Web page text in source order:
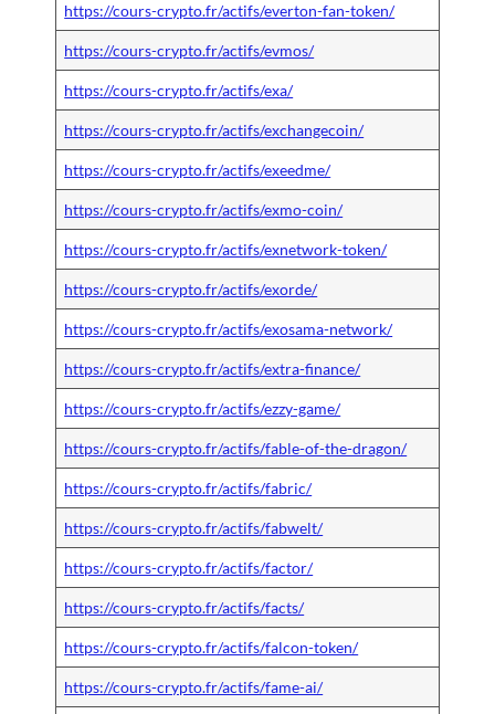
https://cours-crypto.fr/actifs/everton-fan-token/
https://cours-crypto.fr/actifs/evmos/
https://cours-crypto.fr/actifs/exa/
https://cours-crypto.fr/actifs/exchangecoin/
https://cours-crypto.fr/actifs/exeedme/
https://cours-crypto.fr/actifs/exmo-coin/
https://cours-crypto.fr/actifs/exnetwork-token/
https://cours-crypto.fr/actifs/exorde/
https://cours-crypto.fr/actifs/exosama-network/
https://cours-crypto.fr/actifs/extra-finance/
https://cours-crypto.fr/actifs/ezzy-game/
https://cours-crypto.fr/actifs/fable-of-the-dragon/
https://cours-crypto.fr/actifs/fabric/
https://cours-crypto.fr/actifs/fabwelt/
https://cours-crypto.fr/actifs/factor/
https://cours-crypto.fr/actifs/facts/
https://cours-crypto.fr/actifs/falcon-token/
https://cours-crypto.fr/actifs/fame-ai/